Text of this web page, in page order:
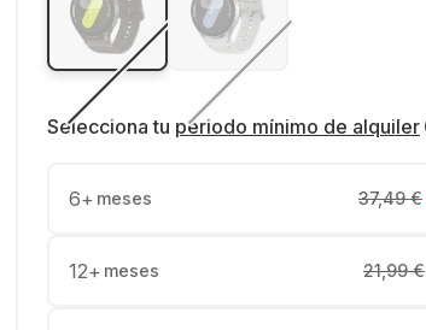
Selecciona tu periodo mínimo de alquiler
6+ meses 37,49 €
12+ meses 21,99 €